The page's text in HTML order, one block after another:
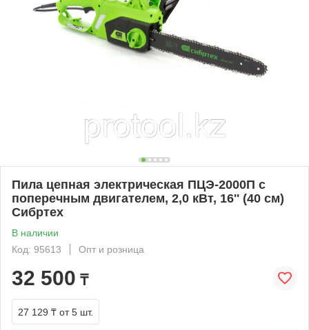
Пила цепная электрическая ПЦЭ-2000П с
поперечным двигателем, 2,0 кВт, 16'' (40 см)
Сибртех
В наличии
Код: 95613
Опт и розница
32 500 ₸
27 129 ₸ от 5 шт.